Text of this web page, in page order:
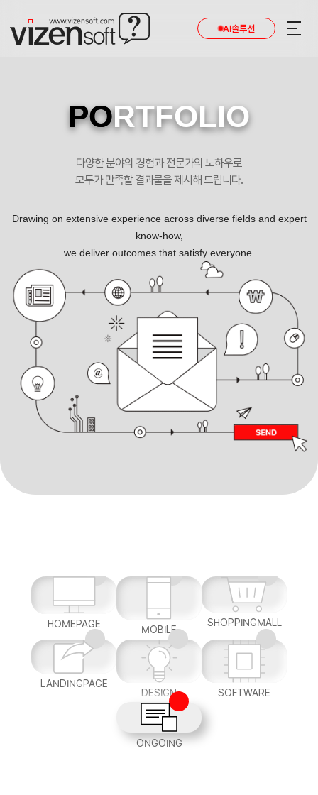
AI솔루션
PORTFOLIO
다양한 분야의 경험과 전문가의 노하우로
모두가 만족할 결과물을 제시해 드립니다.
Drawing on extensive experience across diverse fields and expert
know-how,
we deliver outcomes that satisfy everyone.
HOMEPAGE MOBILE
SHOPPINGMALL
LANDINGPAGE
DESIGN
SOFTWARE
ONGOING